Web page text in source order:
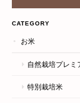
CATEGORY
お米
自然栽培プレミ
特別栽培米